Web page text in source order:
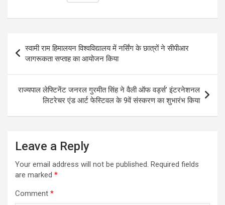
t
s
A
p
p
e
b
o
o
k
s
s
e
n
g
e
r
i
t
e
r
i
l
e
g
r
a
m
navigation
स्वामी राम हिमालयन विश्वविद्यालय में नर्सिंग के छात्रों ने सीपीआर
जागरूकता सप्ताह का आयोजन किया
राज्यपाल लेफ्टिनेंट जनरल गुरमीत सिंह ने वैली ऑफ वर्ड्स’ इंटरनेशनल
लिटरेचर एंड आर्ट फेस्टिवल के 9वें संस्करण का शुभारंभ किया
Leave a Reply
Your email address will not be published. Required fields
are marked *
Comment *